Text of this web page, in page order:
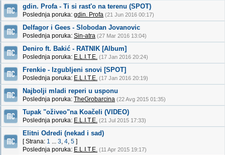
gdin. Profa - Ti si rast'o na terenu (SPOT)
Poslednja poruka: gdin. Profa (21 Jun 2016 00:17)
Delfagor i Gees - Slobodan Jovanovic
Poslednja poruka: Sin-atra (27 Mar 2016 13:04)
Deniro ft. Bakić - RATNIK [Album]
Poslednja poruka: E.L.I.T.E. (17 Jan 2016 20:24)
Frenkie - Izgubljeni snovi [SPOT]
Poslednja poruka: E.L.I.T.E. (17 Jan 2016 20:19)
Najbolji mladi reperi u usponu
Poslednja poruka: TheGrobarcina (22 Avg 2015 01:35)
Tupak "oživeo"na Koačeli (VIDEO)
Poslednja poruka: E.L.I.T.E. (21 Jul 2015 17:33)
Elitni Odredi (nekad i sad)
[ Strana: 1 ... 3, 4, 5 ]
Poslednja poruka: E.L.I.T.E. (11 Apr 2015 19:17)